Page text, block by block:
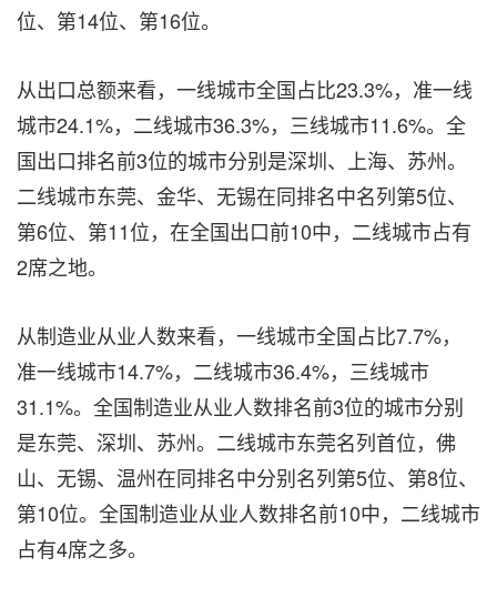
位、第14位、第16位。
从出口总额来看，一线城市全国占比23.3%，准一线
城市24.1%，二线城市36.3%，三线城市11.6%。全
国出口排名前3位的城市分别是深圳、上海、苏州。
二线城市东莞、金华、无锡在同排名中名列第5位、
第6位、第11位，在全国出口前10中，二线城市占有
2席之地。
从制造业从业人数来看，一线城市全国占比7.7%，
准一线城市14.7%，二线城市36.4%，三线城市
31.1%。全国制造业从业人数排名前3位的城市分别
是东莞、深圳、苏州。二线城市东莞名列首位，佛
山、无锡、温州在同排名中分别名列第5位、第8位、
第10位。全国制造业从业人数排名前10中，二线城市
占有4席之多。